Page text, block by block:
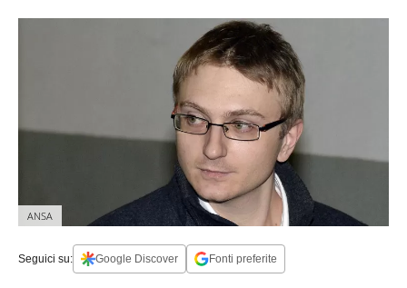
ANSA
Seguici su: Google Discover Fonti preferite